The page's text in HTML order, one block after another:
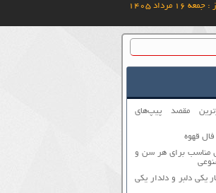
۱۶ مرداد ۱۴۰۵
مقصد پیپ‌های
قهوه
مناسب برای هر سن و
یکی دلبر و دلدار یکی